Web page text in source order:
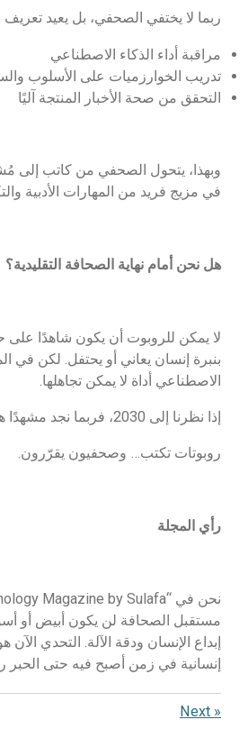
ربما لا يختفي الصحفي، بل يعيد
مراقبة أداء الذكاء الاصطناعي
تدريب الخوارزميات على الأسلوب
التحقق من صحة الأخبار المنتجة آليًا
وبهذا، يتحول الصحفي من كاتب إلى
في مزيج فريد من المهارات الأدبية
هل نحن أمام نهاية الصحافة التقليدية؟
لا يمكن للروبوت أن يكون شاهدًا على
بنبرة إنسان يعاني أو يحتفل. لكن في
الاصطناعي أداة لا يمكن تجاهلها.
إذا نظرنا إلى 2030، فربما نجد مشهدًا هجينيًا:
روبوتات تكتب… وصحفيون يقرّرون.
رأي المجلة
مستقبل الصحافة لن يكون أبيض أو
إبداع الإنسان ودقة الآلة. التحدي
إنسانية في زمن أصبح فيه حتى الحبر
Next »